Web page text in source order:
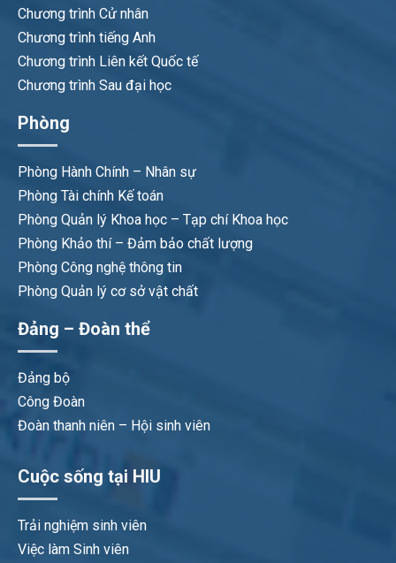
Chương trình Cử nhân
Chương trình tiếng Anh
Chương trình Liên kết Quốc tế
Chương trình Sau đại học
Phòng
Phòng Hành Chính – Nhân sự
Phòng Tài chính Kế toán
Phòng Quản lý Khoa học – Tạp chí Khoa học
Phòng Khảo thí – Đảm bảo chất lượng
Phòng Công nghệ thông tin
Phòng Quản lý cơ sở vật chất
Đảng – Đoàn thể
Đảng bộ
Công Đoàn
Đoàn thanh niên – Hội sinh viên
Cuộc sống tại HIU
Trải nghiệm sinh viên
Việc làm Sinh viên